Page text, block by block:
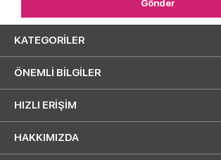
KATEGORILER
ÖNEMLI BILGILER
HIZLI ERIŞIM
HAKKIMIZDA